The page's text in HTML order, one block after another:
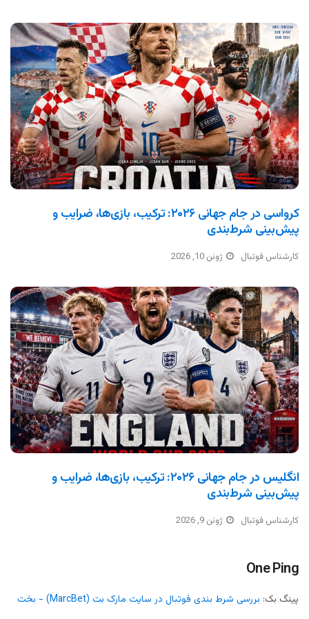
کرواسی در جام جهانی ۲۰۲۶: ترکیب، بازی‌ها، ضرایب و
پیش‌بینی شرط‌بندی
کارشناس فوتبال ژوئن 10, 2026
انگلیس در جام جهانی ۲۰۲۶: ترکیب، بازی‌ها، ضرایب و
پیش‌بینی شرط‌بندی
کارشناس فوتبال ژوئن 9, 2026
One Ping
پینگ بک: بررسی شرط بندی فوتبال در سایت مارک بت (MarcBet) - بخت